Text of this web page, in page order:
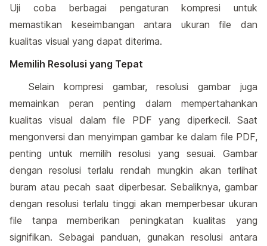
Uji coba berbagai pengaturan kompresi untuk
memastikan keseimbangan antara ukuran file dan
kualitas visual yang dapat diterima.
Memilih Resolusi yang Tepat
Selain kompresi gambar, resolusi gambar juga
memainkan peran penting dalam mempertahankan
kualitas visual dalam file PDF yang diperkecil. Saat
mengonversi dan menyimpan gambar ke dalam file PDF,
penting untuk memilih resolusi yang sesuai. Gambar
dengan resolusi terlalu rendah mungkin akan terlihat
buram atau pecah saat diperbesar. Sebaliknya, gambar
dengan resolusi terlalu tinggi akan memperbesar ukuran
file tanpa memberikan peningkatan kualitas yang
signifikan. Sebagai panduan, gunakan resolusi antara